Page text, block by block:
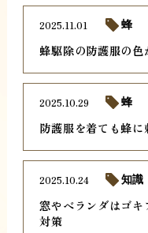
蜂駆除の防護服の
2025.11.01 蜂
防護服を着ても蜂
2025.10.29 蜂
窓やベランダはゴ
対策
2025.10.24 知識